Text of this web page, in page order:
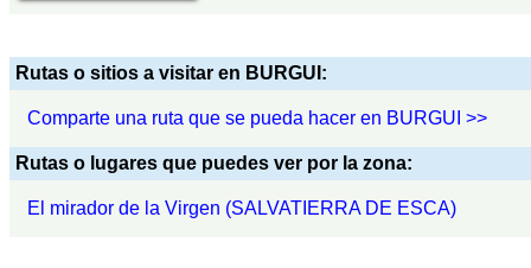
Rutas o sitios a visitar en BURGUI:
Comparte una ruta que se pueda hacer en BURGUI >>
Rutas o lugares que puedes ver por la zona:
El mirador de la Virgen (SALVATIERRA DE ESCA)